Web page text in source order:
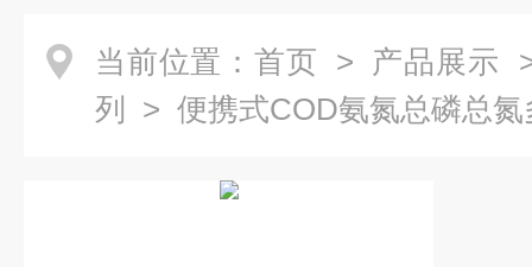
当前位置： 首页 > 产品展示
列
> 便携式COD氨氮总磷总